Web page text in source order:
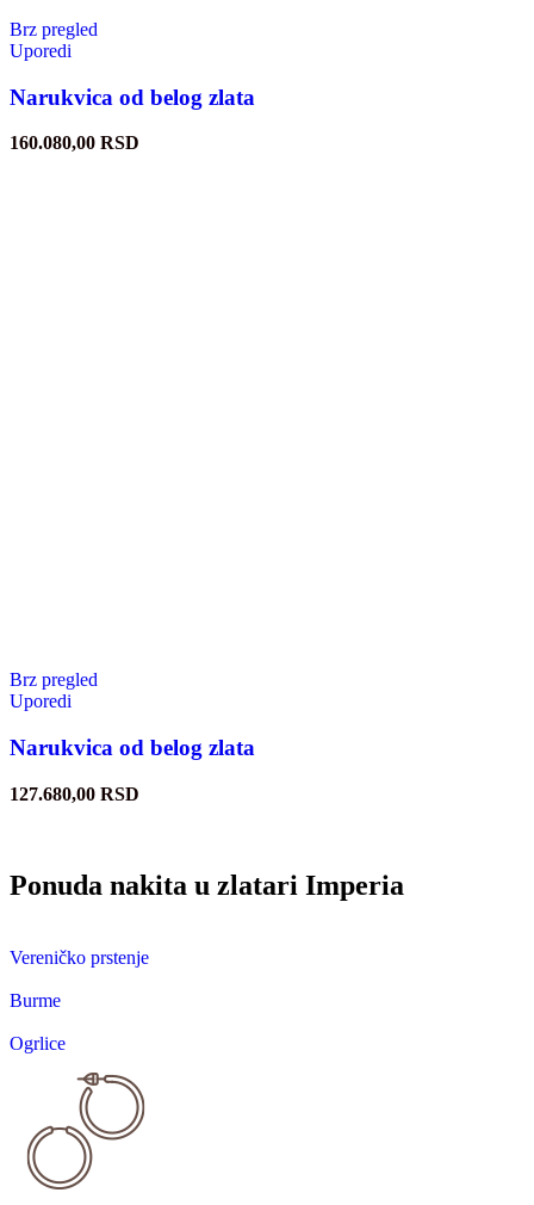
Brz pregled
Uporedi
Narukvica od belog zlata
160.080,00 RSD
Brz pregled
Uporedi
Narukvica od belog zlata
127.680,00 RSD
Ponuda nakita u zlatari Imperia
Vereničko prstenje
Burme
Ogrlice